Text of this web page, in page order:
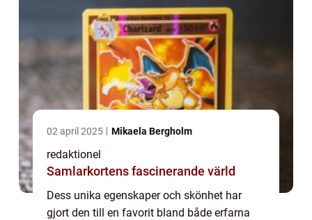
02 april 2025 Mikaela Bergholm
redaktionel
Samlarkortens fascinerande värld
Dess unika egenskaper och skönhet har
gjort den till en favorit bland både erfarna